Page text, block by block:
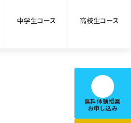
中学生コース 高校生コース
無料体験授業
お申し込み